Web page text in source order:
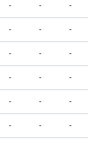
- - -
- - -
- - -
- - -
- - -
- - -